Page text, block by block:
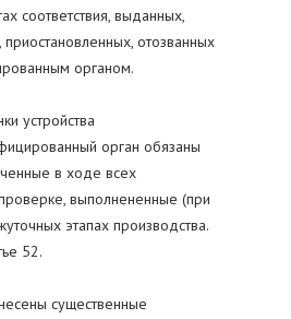
соответствия, выданных,
отозванных
органом.
устройства
орган обязаны
в ходе всех
выполнененные (при
этапах производства.
52.
существенные